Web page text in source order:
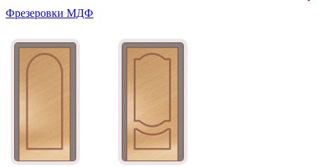
Б-35 3
Фрезеровки МДФ